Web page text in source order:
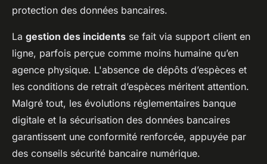
protection des données bancaires.
La gestion des incidents se fait via support client en
ligne, parfois perçue comme moins humaine qu’en
agence physique. L'absence de dépôts d’espèces et
les conditions de retrait d’espèces méritent attention.
Malgré tout, les évolutions réglementaires banque
digitale et la sécurisation des données bancaires
garantissent une conformité renforcée, appuyée par
des conseils sécurité bancaire numérique.